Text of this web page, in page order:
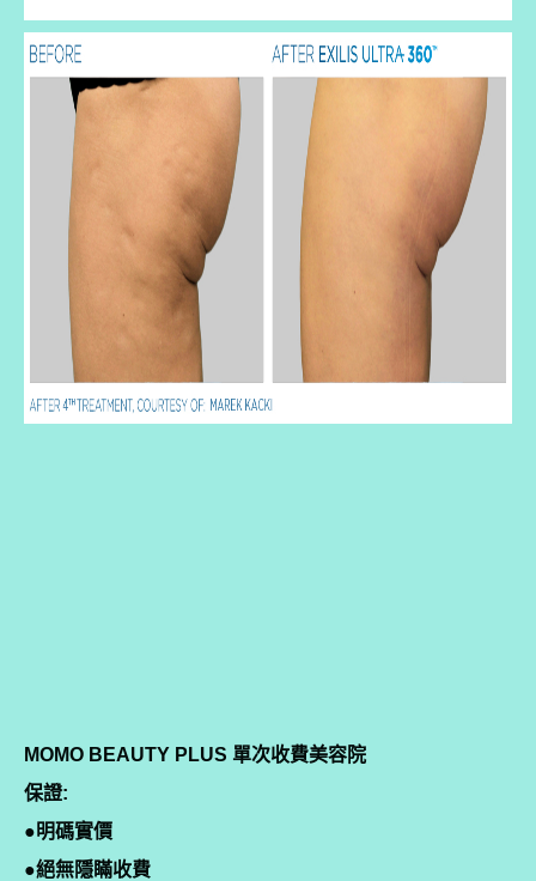
MOMO BEAUTY PLUS 單次收費美容院
保證:
●明碼實價
●絕無隱瞞收費